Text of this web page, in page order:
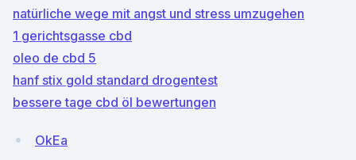
natürliche wege mit angst und stress umzugehen
1 gerichtsgasse cbd
oleo de cbd 5
hanf stix gold standard drogentest
bessere tage cbd öl bewertungen
OkEa